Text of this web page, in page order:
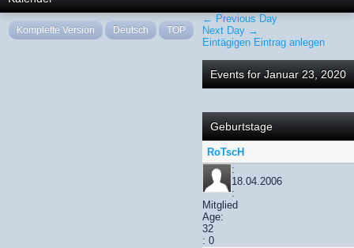
← Previous Day
Next Day →
Eintägigen Eintrag anlegen
Events for Januar 23, 2020
Geburtstage
RoTscH
:
18.04.2006
:
Mitglied
Age:
32
: 0
Komplette Version Deutsch TOP